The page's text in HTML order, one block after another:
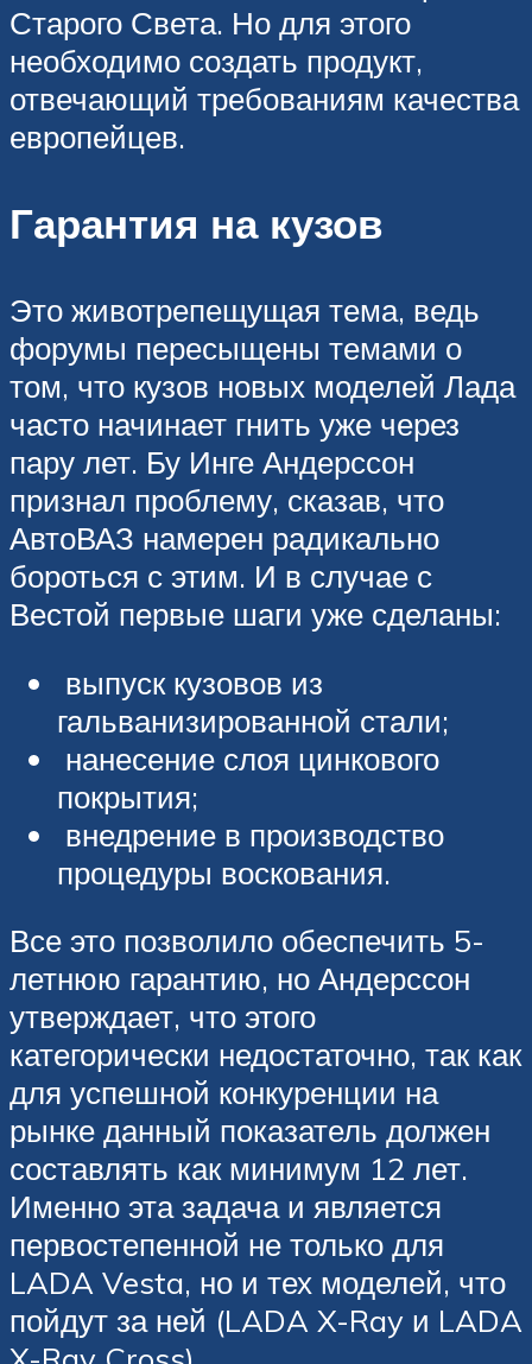
Старого Света. Но для этого
необходимо создать продукт,
отвечающий требованиям качества
европейцев.
Гарантия на кузов
Это животрепещущая тема, ведь
форумы пересыщены темами о
том, что кузов новых моделей Лада
часто начинает гнить уже через
пару лет. Бу Инге Андерссон
признал проблему, сказав, что
АвтоВАЗ намерен радикально
бороться с этим. И в случае с
Вестой первые шаги уже сделаны:
выпуск кузовов из
гальванизированной стали;
нанесение слоя цинкового
покрытия;
внедрение в производство
процедуры воскования.
Все это позволило обеспечить 5-
летнюю гарантию, но Андерссон
утверждает, что этого
категорически недостаточно, так как
для успешной конкуренции на
рынке данный показатель должен
составлять как минимум 12 лет.
Именно эта задача и является
первостепенной не только для
LADA Vesta, но и тех моделей, что
пойдут за ней (LADA X-Ray и LADA